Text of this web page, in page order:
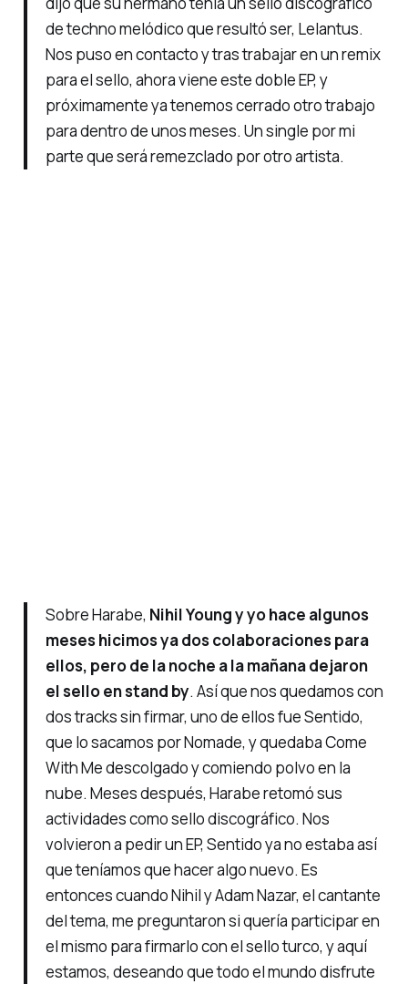
de techno melódico que resultó ser, Lelantus.
Nos puso en contacto y tras trabajar en un remix
para el sello, ahora viene este doble EP, y
próximamente ya tenemos cerrado otro trabajo
para dentro de unos meses. Un single por mi
parte que será remezclado por otro artista.
Sobre Harabe, Nihil Young y yo hace algunos
meses hicimos ya dos colaboraciones para
ellos, pero de la noche a la mañana dejaron
el sello en stand by. Así que nos quedamos con
dos tracks sin firmar, uno de ellos fue Sentido,
que lo sacamos por Nomade, y quedaba Come
With Me descolgado y comiendo polvo en la
nube. Meses después, Harabe retomó sus
actividades como sello discográfico. Nos
volvieron a pedir un EP, Sentido ya no estaba así
que teníamos que hacer algo nuevo. Es
entonces cuando Nihil y Adam Nazar, el cantante
del tema, me preguntaron si quería participar en
el mismo para firmarlo con el sello turco, y aquí
estamos, deseando que todo el mundo disfrute